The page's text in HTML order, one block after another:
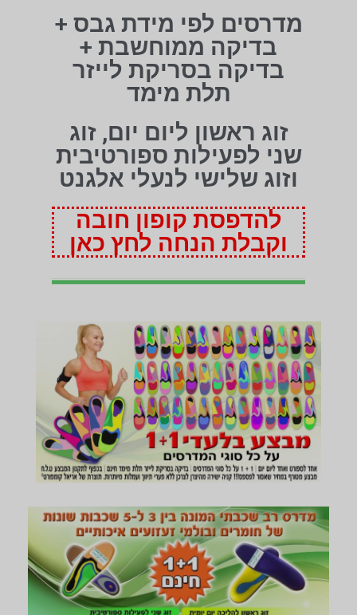
מדרסים לפי מידת גבס +
בדיקה ממוחשבת +
בדיקה בסריקת לייזר
תלת מימד
זוג ראשון ליום יום, זוג
שני לפעילות ספורטיבית
וזוג שלישי לנעלי אלגנט
להדפסת קופון חובה
וקבלת הנחה לחץ כאן